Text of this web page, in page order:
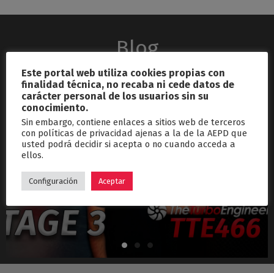
Blog
septiembre 26, 2024
Hyundai i30N Stage 3 – Turbo TTE466
Este portal web utiliza cookies propias con
finalidad técnica, no recaba ni cede datos de
carácter personal de los usuarios sin su
conocimiento.
Sin embargo, contiene enlaces a sitios web de terceros
con políticas de privacidad ajenas a la de la AEPD que
usted podrá decidir si acepta o no cuando acceda a
ellos.
Configuración Aceptar